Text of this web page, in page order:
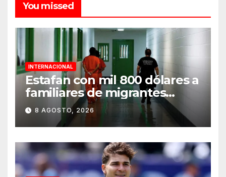
You missed
INTERNACIONAL
Estafan con mil 800 dólares a
familiares de migrantes
detenidos en Estados Unidos;
prometen liberarlos
8 AGOSTO, 2026